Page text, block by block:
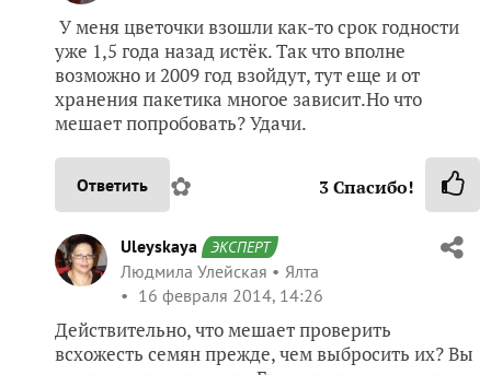
У меня цветочки взошли как-то срок годности
уже 1,5 года назад истёк. Так что вполне
возможно и 2009 год взойдут, тут еще и от
хранения пакетика многое зависит.Но что
мешает попробовать? Удачи.
Ответить ✿ 3Спасибо!
Uleyskaya ЭКСПЕРТ
Людмила Улейская
Ялта
16 февраля 2014, 14:26
Действительно, что мешает проверить
всхожесть семян прежде, чем выбросить их? Вы